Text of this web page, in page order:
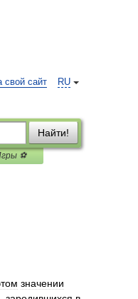
RU
свой сайт
Найти!
⚽
значении